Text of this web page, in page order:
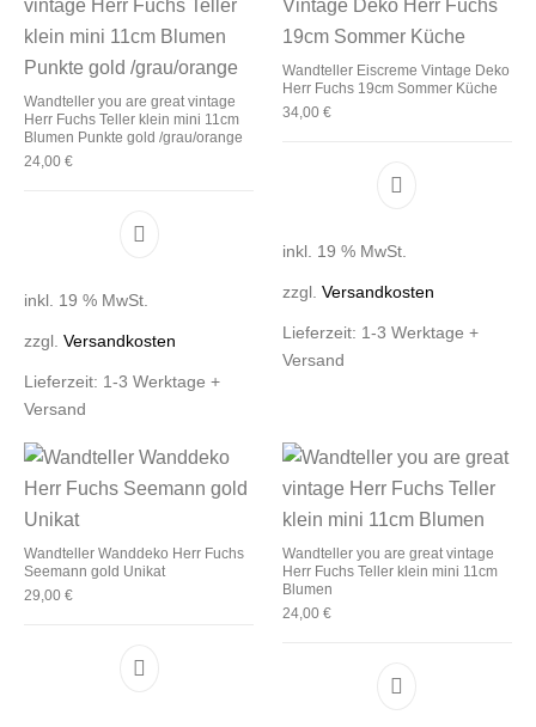
Wandteller you are great vintage
Herr Fuchs Teller klein mini 11cm
Blumen Punkte gold /grau/orange
24,00€
inkl. 19 % MwSt.
zzgl.Versandkosten
Lieferzeit: 1-3 Werktage +
Versand
Wandteller Eiscreme Vintage Deko
Herr Fuchs 19cm Sommer Küche
34,00 €
inkl. 19 % MwSt.
zzgl. Versandkosten
Lieferzeit: 1-3 Werktage +
Versand
Wandteller Wanddeko Herr Fuchs
Seemann gold Unikat
29,00€
Wandteller you are great vintage
Herr Fuchs Teller klein mini 11cm
Blumen
24,00 €